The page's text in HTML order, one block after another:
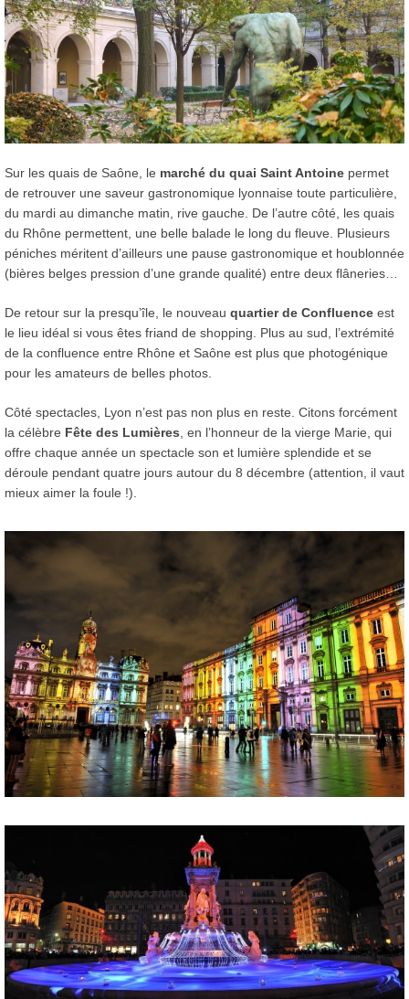
Sur les quais de Saône, le marché du quai Saint Antoine permet
de retrouver une saveur gastronomique lyonnaise toute particulière,
du mardi au dimanche matin, rive gauche. De l’autre côté, les quais
du Rhône permettent, une belle balade le long du fleuve. Plusieurs
péniches méritent d’ailleurs une pause gastronomique et houblonnée
(bières belges pression d’une grande qualité) entre deux flâneries…
De retour sur la presqu’île, le nouveau quartier de Confluence est
le lieu idéal si vous êtes friand de shopping. Plus au sud, l’extrémité
de la confluence entre Rhône et Saône est plus que photogénique
pour les amateurs de belles photos.
Côté spectacles, Lyon n’est pas non plus en reste. Citons forcément
la célèbre Fête des Lumières , en l’honneur de la vierge Marie, qui
offre chaque année un spectacle son et lumière splendide et se
déroule pendant quatre jours autour du 8 décembre (attention, il vaut
mieux aimer la foule !).